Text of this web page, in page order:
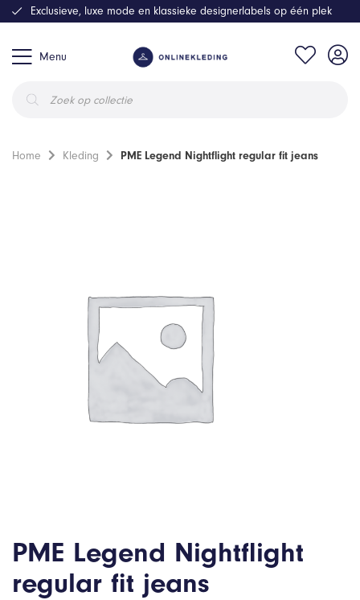
Menu
zoeken
Exclusieve, luxe mode en klassieke designerlabels op één plek
Home Kleding PME Legend Nightflight regular fit jeans
PME Legend Nightflight
regular fit jeans